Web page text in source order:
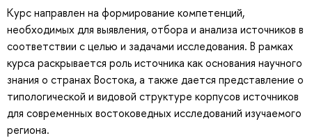
Курс направлен на формирование компетенций,
необходимых для выявления, отбора и анализа источников в
соответствии с целью и задачами исследования. В рамках
курса раскрывается роль источника как основания научного
знания о странах Востока, а также дается представление о
типологической и видовой структуре корпусов источников
для современных востоковедных исследований изучаемого
региона.